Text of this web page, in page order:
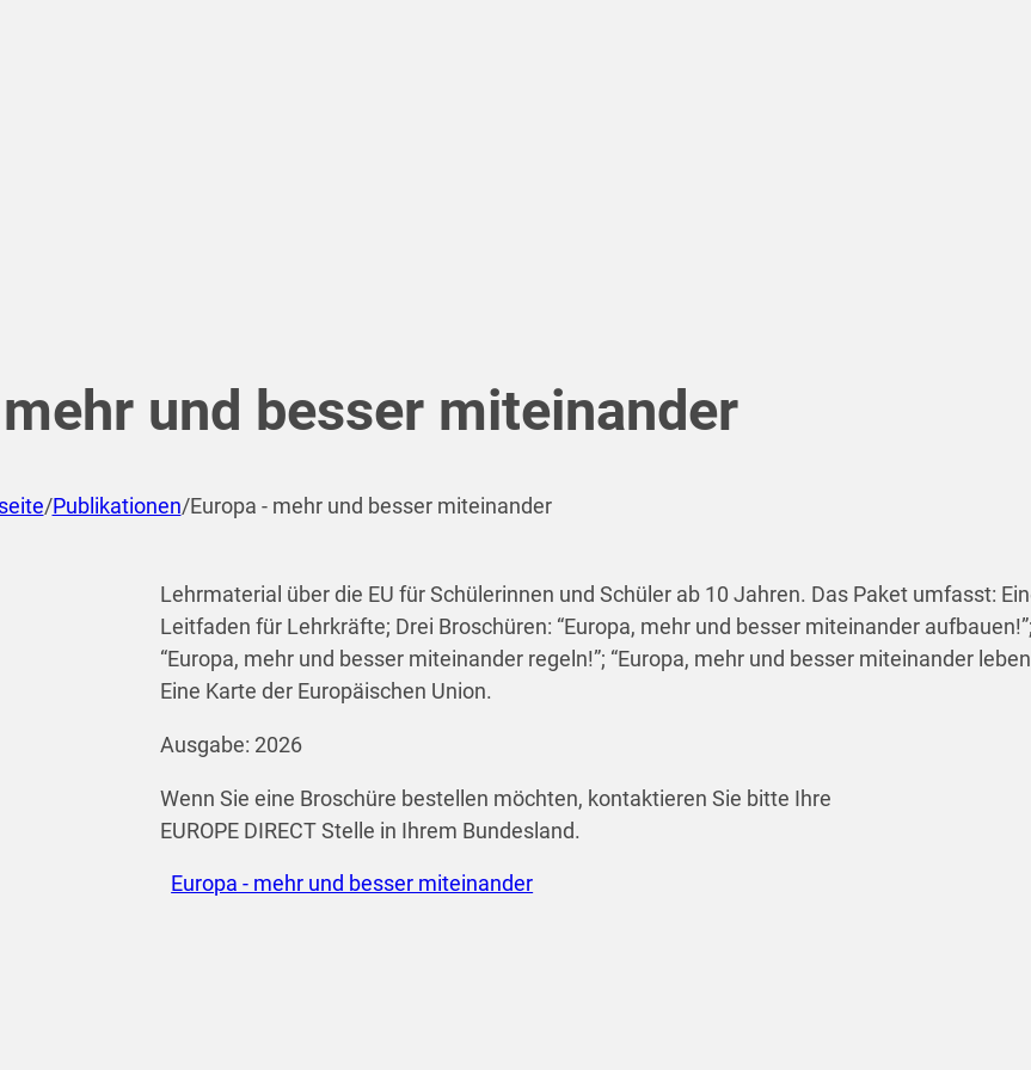
und besser miteinander
/Publikationen/Europa - mehr und besser miteinander
Lehrmaterial über die EU für Schülerinnen und Schüler ab 10 Jahren. Das Paket umfasst:
Leitfaden für Lehrkräfte; Drei Broschüren: “Europa, mehr und besser miteinander
“Europa, mehr und besser miteinander regeln!”; “Europa, mehr und besser miteinander
Eine Karte der Europäischen Union.
Ausgabe: 2026
Wenn Sie eine Broschüre bestellen möchten, kontaktieren Sie bitte Ihre
EUROPE DIRECT Stelle in Ihrem Bundesland.
Europa - mehr und besser miteinander